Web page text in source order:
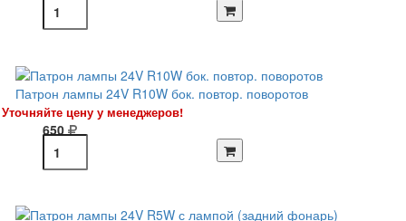
Патрон лампы 24V R10W бок. повтор. поворотов
Уточняйте цену у менеджеров!
650